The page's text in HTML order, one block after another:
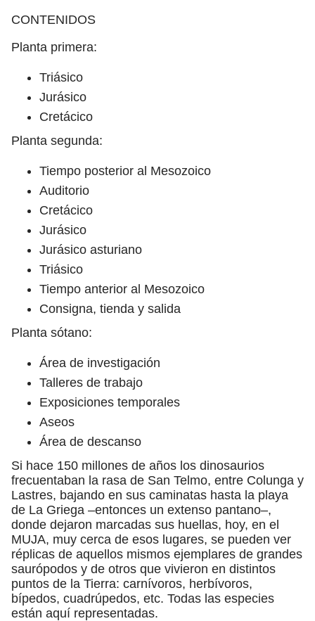
CONTENIDOS
Planta primera:
Triásico
Jurásico
Cretácico
Planta segunda:
Tiempo posterior al Mesozoico
Auditorio
Cretácico
Jurásico
Jurásico asturiano
Triásico
Tiempo anterior al Mesozoico
Consigna, tienda y salida
Planta sótano:
Área de investigación
Talleres de trabajo
Exposiciones temporales
Aseos
Área de descanso
Si hace 150 millones de años los dinosaurios
frecuentaban la rasa de San Telmo, entre Colunga y
Lastres, bajando en sus caminatas hasta la playa
de La Griega –entonces un extenso pantano–,
donde dejaron marcadas sus huellas, hoy, en el
MUJA, muy cerca de esos lugares, se pueden ver
réplicas de aquellos mismos ejemplares de grandes
saurópodos y de otros que vivieron en distintos
puntos de la Tierra: carnívoros, herbívoros,
bípedos, cuadrúpedos, etc. Todas las especies
están aquí representadas.